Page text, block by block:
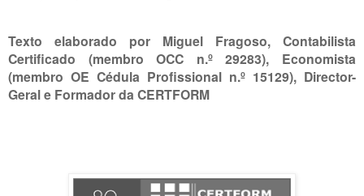
Texto elaborado por Miguel Fragoso, Contabilista
Certificado (membro OCC n.º 29283), Economista
(membro OE Cédula Profissional n.º 15129), Director-
Geral e Formador da CERTFORM